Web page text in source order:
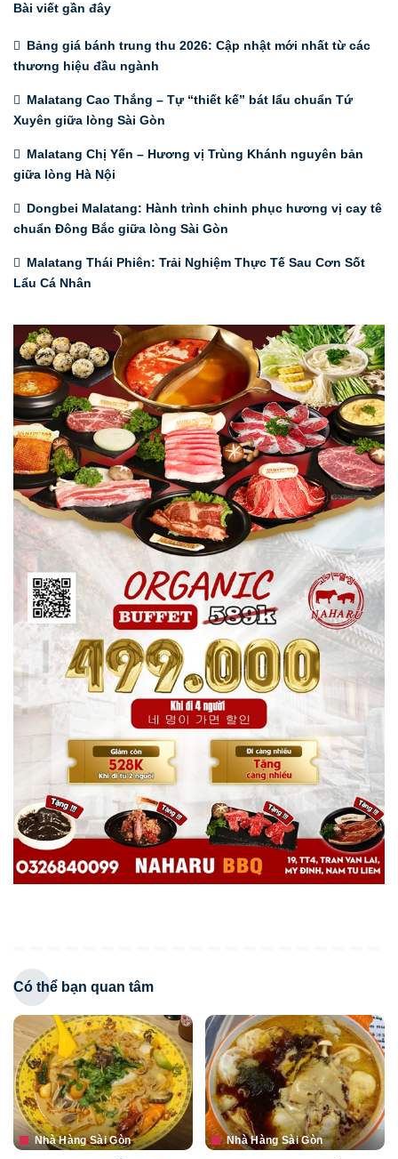
Bài viết gần đây
Bảng giá bánh trung thu 2026: Cập nhật mới nhất từ các
thương hiệu đầu ngành
Malatang Cao Thắng – Tự “thiết kế” bát lẩu chuẩn Tứ
Xuyên giữa lòng Sài Gòn
Malatang Chị Yến – Hương vị Trùng Khánh nguyên bản
giữa lòng Hà Nội
Dongbei Malatang: Hành trình chinh phục hương vị cay tê
chuẩn Đông Bắc giữa lòng Sài Gòn
Malatang Thái Phiên: Trải Nghiệm Thực Tế Sau Cơn Sốt
Lẩu Cá Nhân
Có thể bạn quan tâm
Nhà Hàng Sài Gòn Nhà Hàng Sài Gòn